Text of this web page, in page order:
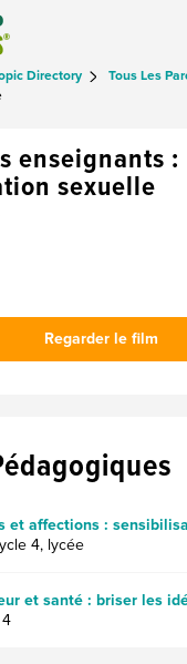
Directory
Tous Les
enseignants :
sexuelle
Regarder le film
et affections :
4, lycée
et santé : briser les